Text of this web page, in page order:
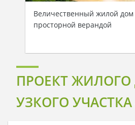
Величественный жилой дом
просторной верандой
ПРОЕКТ
УЗКОГО УЧАСТКА